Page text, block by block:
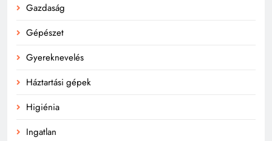
Gazdaság
Gépészet
Gyereknevelés
Háztartási gépek
Higiénia
Ingatlan